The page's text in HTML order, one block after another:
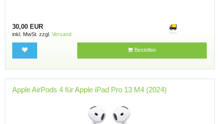
30,00 EUR
inkl. MwSt. zzgl. Versand
Bestellen
Apple AirPods 4 für Apple iPad Pro 13 M4 (2024)